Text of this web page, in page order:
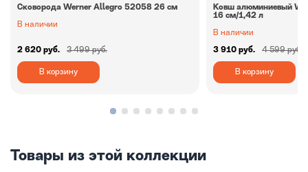
Сковорода Werner Allegro 52058 26 см
В наличии
2 620 руб. 3 499 руб.
В корзину
Ковш алюминиевый
16 см/1,42 л
В наличии
3 910 руб. 4 599 руб.
В корзину
Товары из этой коллекции